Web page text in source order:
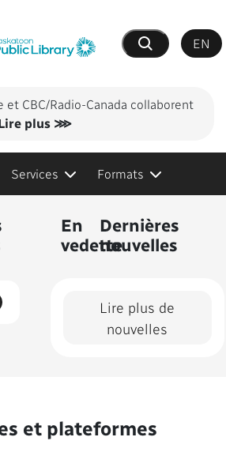
Recherche
EN
CBC/Radio-Canada collaborent
plus ⋙
Services Formats
En
vedette
Dernières
nouvelles
Lire plus de
nouvelles
et plateformes